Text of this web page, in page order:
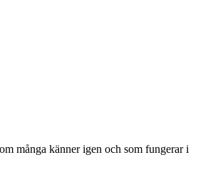
många känner igen och som fungerar i